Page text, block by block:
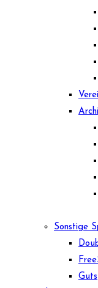
Sonstige
Guts